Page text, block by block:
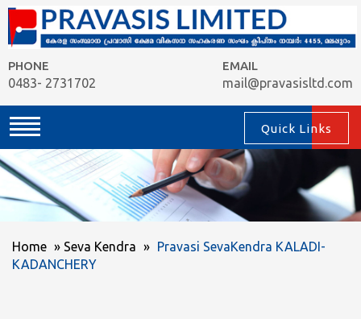
PHONE
0483- 2731702
EMAIL
mail@pravasisltd.com
Quick Links
Home » Seva Kendra » Pravasi SevaKendra KALADI-
KADANCHERY